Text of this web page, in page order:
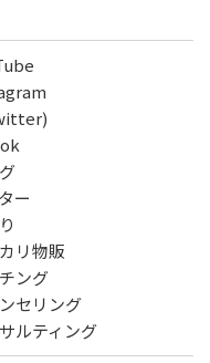
ー
リ物販
ング
セリング
ルティング